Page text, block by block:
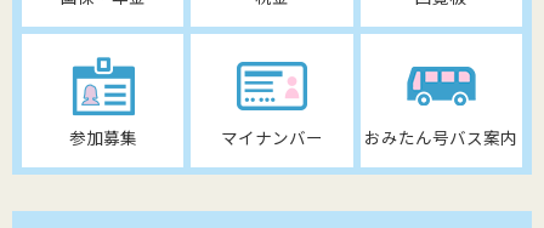
参加募集 マイナンバー おみたん号バス案内